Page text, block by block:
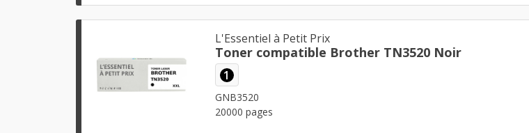
L'Essentiel à Petit Prix
Toner compatible Brother TN3520 Noir
1
GNB3520
20000 pages